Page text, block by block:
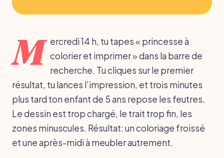
M ercredi 14 h, tu tapes « princesse à
colorier et imprimer » dans la barre de
recherche. Tu cliques sur le premier
résultat, tu lances l’impression, et trois minutes
plus tard ton enfant de 5 ans repose les feutres.
Le dessin est trop chargé, le trait trop fin, les
zones minuscules. Résultat: un coloriage froissé
et une après-midi à meubler autrement.